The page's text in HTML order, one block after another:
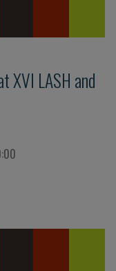
XVI LASH and